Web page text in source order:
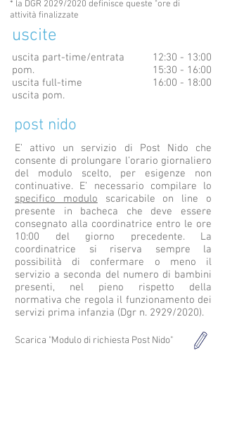
* la DGR 2029/2020 definisce queste "ore di
attività finalizzate
uscite
12:30 - 13:00
15:30 - 16:00
16:00 - 18:00
uscita part-time/entrata
pom.
uscita full-time
uscita pom.
post nido
E’ attivo un servizio di Post Nido che
consente di prolungare l’orario giornaliero
del modulo scelto, per esigenze non
continuative. E’ necessario compilare lo
specifico modulo scaricabile on line o
presente in bacheca che deve essere
consegnato alla coordinatrice entro le ore
10:00 del giorno precedente. La
coordinatrice si riserva sempre la
possibilità di confermare o meno il
servizio a seconda del numero di bambini
presenti, nel pieno rispetto della
normativa che regola il funzionamento dei
servizi prima infanzia (Dgr n. 2929/2020).
Scarica "Modulo di richiesta Post Nido"